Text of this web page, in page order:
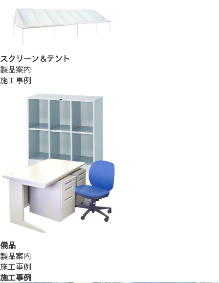
スクリーン＆テント
製品案内
施工事例
備品
製品案内
施工事例
施工事例